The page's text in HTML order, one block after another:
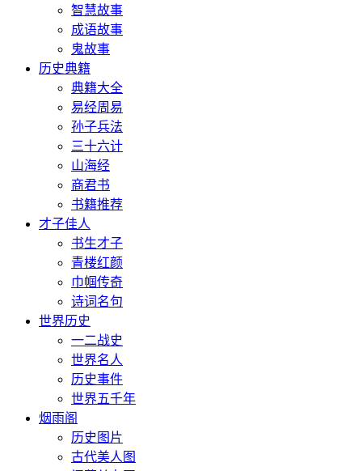
智慧故事
成语故事
鬼故事
历史典籍
典籍大全
易经周易
孙子兵法
三十六计
山海经
商君书
书籍推荐
才子佳人
书生才子
青楼红颜
巾帼传奇
诗词名句
世界历史
一二战史
世界名人
历史事件
世界五千年
烟雨阁
历史图片
古代美人图